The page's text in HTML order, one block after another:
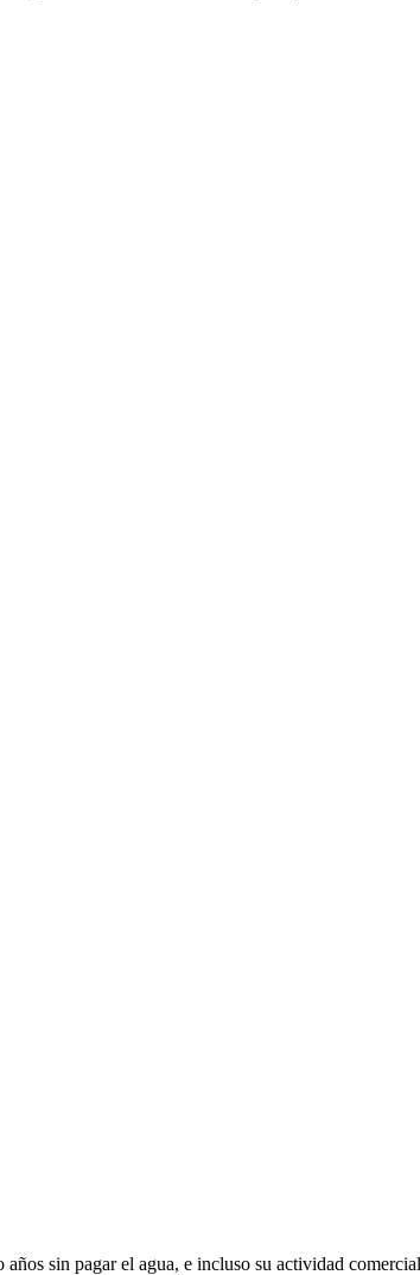
sin pagar el agua, e incluso su actividad